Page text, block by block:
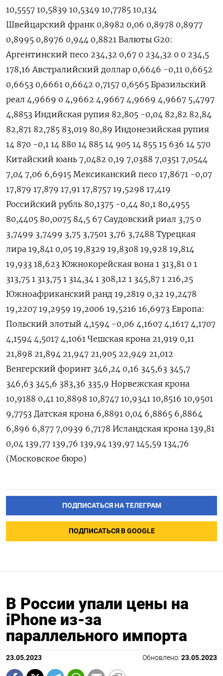
10,5557 10,5839 10,5349 10,7785 10,134
Швейцарский франк 0,8982 0,06 0,8978 0,8977
0,8995 0,8976 0,944 0,8821 Валюты G20:
Аргентинский песо 234,32 0,67 0 234,32 0 0 234,5
178,16 Австралийский доллар 0,6646 -0,11 0,6652
0,6653 0,6661 0,6642 0,7157 0,6565 Бразильский
реал 4,9669 0 4,9662 4,9667 4,9669 4,9667 5,4797
4,8853 Индийская рупия 82,805 -0,04 82,82 82,84
82,871 82,785 83,019 80,89 Индонезийская рупия
14 870 -0,1 14 880 14 885 14 905 14 855 15 636 14 570
Китайский юань 7,0482 0,19 7,0388 7,0351 7,0544
7,04 7,06 6,6915 Мексиканский песо 17,8671 -0,07
17,879 17,879 17,91 17,8757 19,5298 17,419
Российский рубль 80,1375 -0,44 80,1 80,4955
80,4405 80,0075 84,5 67 Саудовский риал 3,75 0
3,7499 3,7499 3,75 3,7501 3,76 3,7488 Турецкая
лира 19,841 0,05 19,8329 19,8308 19,928 19,814
19,933 18,623 Южнокорейская вона 1 313,81 0 1
313,75 1 313,75 1 314,34 1 308,12 1 345,87 1 216,25
Южноафриканский ранд 19,2819 0,32 19,2478
19,2207 19,2959 19,2006 19,5216 16,6973 Европа:
Польский злотый 4,1594 -0,06 4,1607 4,1617 4,1707
4,1594 4,5017 4,1061 Чешская крона 21,919 0,11
21,898 21,894 21,947 21,905 22,949 21,012
Венгерский форинт 346,24 0,16 345,63 345,7
346,63 345,6 383,36 335,9 Норвежская крона
10,9188 0,41 10,8898 10,8747 10,9341 10,8516 10,9501
9,7753 Датская крона 6,8891 0,04 6,8865 6,8864
6,896 6,877 7,0939 6,7178 Исландская крона 139,81
0,04 139,77 139,76 139,94 139,97 145,59 134,76
(Московское бюро)
ПОДПИСАТЬСЯ НА ТЕЛЕГРАМ
ПОДПИСАТЬСЯ В GOOGLE
В России упали цены на
iPhone из-за
параллельного импорта
23.05.2023 Обновлено: 23.05.2023